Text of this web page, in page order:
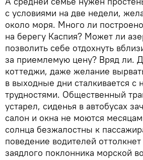
с условиями на две недели,
около моря. Много ли
на берегу Каспия? Может ли
позволить себе отдохнуть
за приемлемую цену? Вряд ли.
коттеджи, даже желание
в выходные дни сталкивается с
трудностями. Общественный
устарел, сиденья в автобусах
салон и окна не моются
солнца безжалостны к
поведение водителей
заядлого поклонника морской